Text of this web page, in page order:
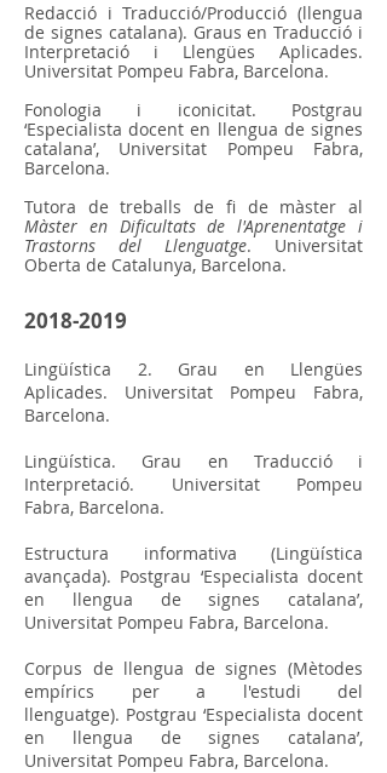
Redacció i Traducció/Producció (llengua
de signes catalana). Graus en Traducció i
Interpretació i Llengües Aplicades.
Universitat Pompeu Fabra, Barcelona.
Fonologia i iconicitat. Postgrau
‘Especialista docent en llengua de signes
catalana’, Universitat Pompeu Fabra,
Barcelona.
Tutora de treballs de fi de màster al
Màster en Dificultats de l'Aprenentatge i
Trastorns del Llenguatge. Universitat
Oberta de Catalunya, Barcelona.
2018-2019
Lingüística 2. Grau en Llengües
Aplicades. Universitat Pompeu Fabra,
Barcelona.
Lingüística. Grau en Traducció i
Interpretació. Universitat Pompeu
Fabra, Barcelona.
Estructura informativa (Lingüística
avançada). Postgrau ‘Especialista docent
en llengua de signes catalana’,
Universitat Pompeu Fabra, Barcelona.
Corpus de llengua de signes (Mètodes
empírics per a l'estudi del
llenguatge). Postgrau ‘Especialista docent
en llengua de signes catalana’,
Universitat Pompeu Fabra, Barcelona.